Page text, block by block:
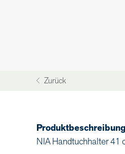
Zurück
Produktbeschreibung
NIA Handtuchhalter 41